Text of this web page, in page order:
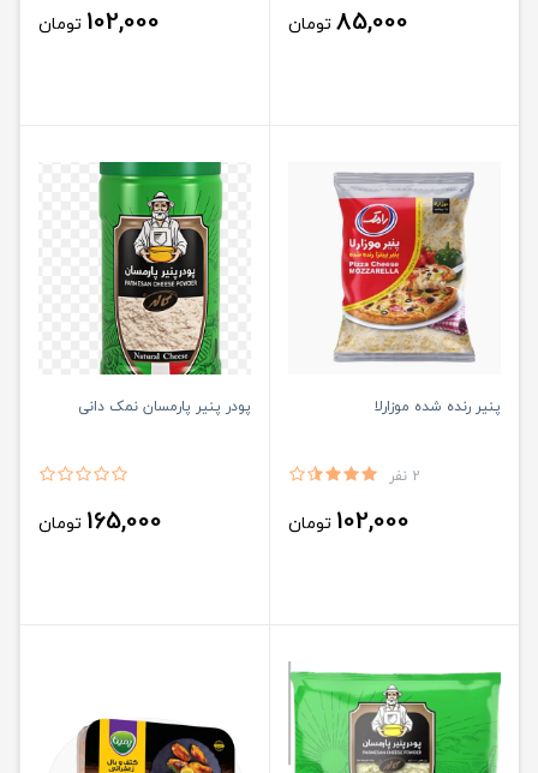
85,000 تومان 102,000 تومان
پنیر رنده شده موزارلا
2 نفر
102,000 تومان
پودر پنیر پارمسان نمک دانی
165,000 تومان